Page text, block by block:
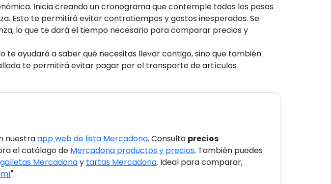
Inicia creando un cronograma que contemple todos los pasos
Esto te permitirá evitar contratiempos y gastos inesperados. Se
lo que te dará el tiempo necesario para comparar precios y
te ayudará a saber qué necesitas llevar contigo, sino que también
te permitirá evitar pagar por el transporte de artículos
nuestraapp web de lista Mercadona. Consulta precios
el catálogo de Mercadona productos y precios. También puedes
galletas Mercadonay tartas Mercadona. Ideal para comparar,
".